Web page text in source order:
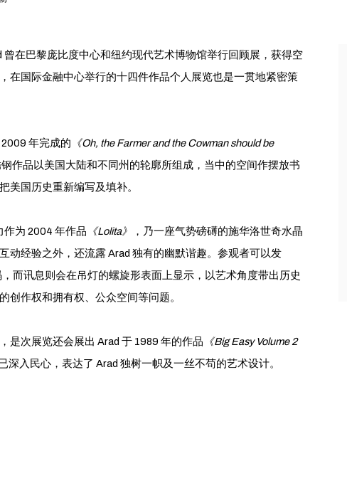
曾在巴黎庞比度中心和纽约现代艺术博物馆举行回顾展，获得空
在国际金融中心举行的十四件作品个人展览也是一贯地紧密策
年完成的 《Oh, the Farmer and the Cowman should be
作品以美国大陆和不同州的轮廓所组成，当中的空间作摆放书
美国历史重新编写及填补。
作为 2004 年作品 《Lolita》
，乃一座气势磅礡的施华洛世奇水晶
动经验之外，还流露 Arad 独有的幽默谐趣。参观者可以发
而讯息则会在吊灯的螺旋形表面上显示，以艺术角度带出历史
创作权和拥有权、公众空间等问题。
是次展览还会展出 Arad 于 1989 年的作品 《Big Easy Volume 2
深入民心，表达了 Arad 独树一帜及一丝不苟的艺术设计。